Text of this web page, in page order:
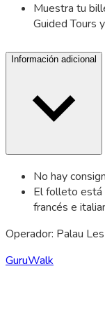
Muestra tu
Guided Tours
Información adicional
No hay
El folleto está
francés e
Operador: Palau
GuruWalk